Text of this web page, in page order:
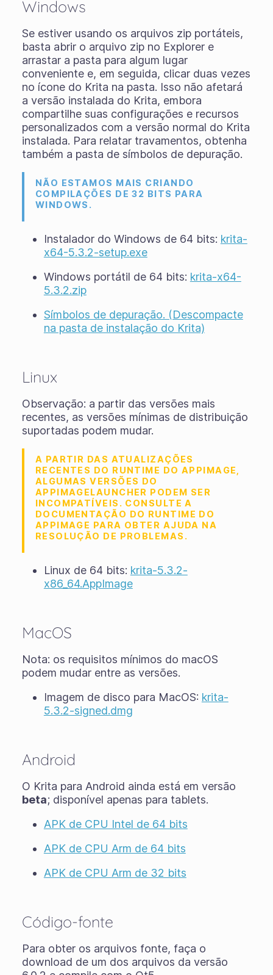
Windows
Se estiver usando os arquivos zip portáteis,
basta abrir o arquivo zip no Explorer e
arrastar a pasta para algum lugar
conveniente e, em seguida, clicar duas vezes
no ícone do Krita na pasta. Isso não afetará
a versão instalada do Krita, embora
compartilhe suas configurações e recursos
personalizados com a versão normal do Krita
instalada. Para relatar travamentos, obtenha
também a pasta de símbolos de depuração.
NÃO ESTAMOS MAIS CRIANDO
COMPILAÇÕES DE 32 BITS PARA
WINDOWS.
Instalador do Windows de 64 bits: krita-
x64-5.3.2-setup.exe
Windows portátil de 64 bits: krita-x64-
5.3.2.zip
Símbolos de depuração. (Descompacte
na pasta de instalação do Krita)
Linux
Observação: a partir das versões mais
recentes, as versões mínimas de distribuição
suportadas podem mudar.
A PARTIR DAS ATUALIZAÇÕES
RECENTES DO RUNTIME DO APPIMAGE,
ALGUMAS VERSÕES DO
APPIMAGELAUNCHER PODEM SER
INCOMPATÍVEIS. CONSULTE A
DOCUMENTAÇÃO DO RUNTIME DO
APPIMAGE PARA OBTER AJUDA NA
RESOLUÇÃO DE PROBLEMAS.
Linux de 64 bits: krita-5.3.2-
x86_64.AppImage
MacOS
Nota: os requisitos mínimos do macOS
podem mudar entre as versões.
Imagem de disco para MacOS: krita-
5.3.2-signed.dmg
Android
O Krita para Android ainda está em versão
beta; disponível apenas para tablets.
APK de CPU Intel de 64 bits
APK de CPU Arm de 64 bits
APK de CPU Arm de 32 bits
Código-fonte
Para obter os arquivos fonte, faça o
download de um dos arquivos da versão